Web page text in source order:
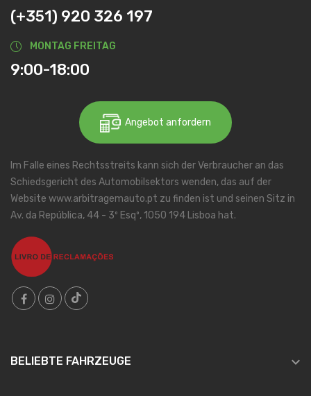
(+351) 920 326 197
MONTAG FREITAG
9:00-18:00
Angebot anfordern
Im Falle eines Rechtsstreits kann sich der Verbraucher an das
Schiedsgericht des Automobilsektors wenden, das auf der
Website www.arbitragemauto.pt zu finden ist und seinen Sitz in
Av. da República, 44 - 3º Esqº, 1050 194 Lisboa hat.
BELIEBTE FAHRZEUGE 